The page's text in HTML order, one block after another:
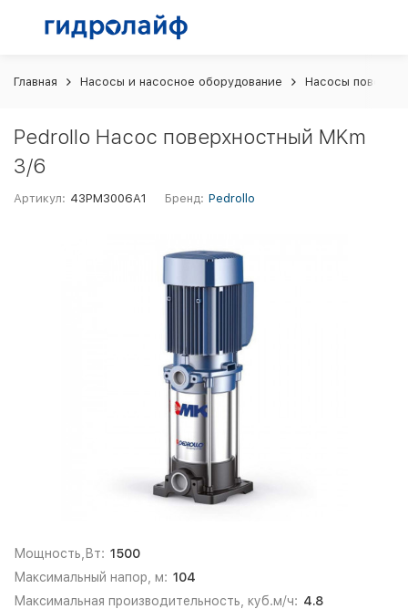
Главная Насосы и насосное оборудование Насосы
Pedrollo Насос поверхностный MKm
3/6
Артикул: 43PM3006A1 Бренд: Pedrollo
Мощность,Вт: 1500
Максимальный напор, м: 104
Максимальная производительность, куб.м/ч: 4.8